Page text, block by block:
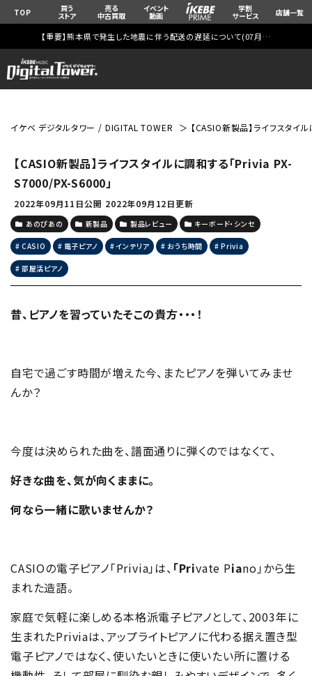
TOP 買う
ストア
売る
中古買取
イベント
動画
学割
サービス 店舗一覧
【重要】熊本県で発生した地震に伴う配送の遅延について(07月29日
イケベ デジタルタワー / DIGITAL TOWER 【CASIO新製品】ライフスタ
【CASIO新製品】ライフスタイルに調和する「Privia PX-
S7000/PX-S6000」
2022年09月11日公開 2022年09月12日更新
あのぴあの 新製品 製品レビュー キーボード・シンセ
CASIO 電子ピアノ インテリア おうち時間 Privia
部屋活ピアノ
昔、ピアノを習っていたそこの貴方・・・！
自宅で過ごす時間が増えた今、またピアノを弾いてみませ
んか？
今度は決められた曲を、譜面通りに弾くのではなくて、
好きな曲を、気が向くままに。
何なら一緒に歌いませんか？
CASIOの電子ピアノ「Privia」は、 「Private Piano」から生
まれた造語。
家庭で気軽に楽しめる本格派電子ピアノとして、2003年に
生まれたPriviaは、アップライトピアノに代わる据え置き型
電子ピアノではなく、使いたいときに使いたい所に置ける